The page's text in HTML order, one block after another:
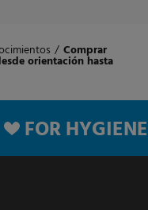
/ Comprar
orientación hasta
FOR HYGIENE